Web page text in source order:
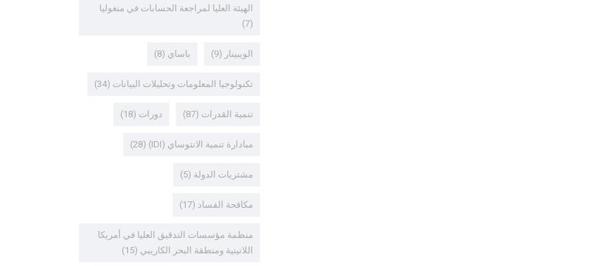
الهيئة العليا لمراجعة الحسابات في منغوليا
(7)
الويبينار (9) باساي (8)
تكنولوجيا المعلومات وتحليلات البيانات (34)
تنمية القدرات (87) دورات (18)
مبادارة تنمية الانتوساي (IDI) (28)
مشتريات الدولة (5)
مكافحة الفساد (17)
منظمة مؤسسات التدقيق العليا في أمريكا
اللاتينية ومنطقة البحر الكاريبي (15)